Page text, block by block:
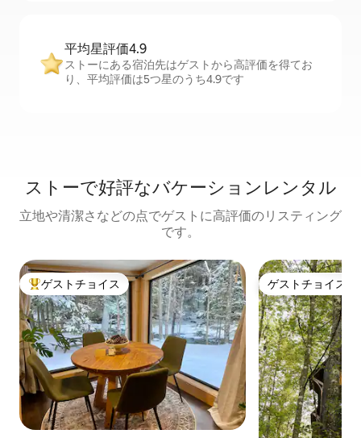
平均星評価4.9
ストーにある宿泊先はゲストから高評価を得てお
り、平均評価は5つ星のうち4.9です
ストーで好評なバケーションレンタル
立地や清潔さなどの点でゲストに高評価のリスティング
です。
大好評のゲストチョイスです。
ゲストチョイス ゲストチョイス
ゲストチョイス